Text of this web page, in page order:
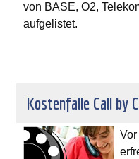
von BASE, O2,
aufgelistet.
Kostenfalle Call by